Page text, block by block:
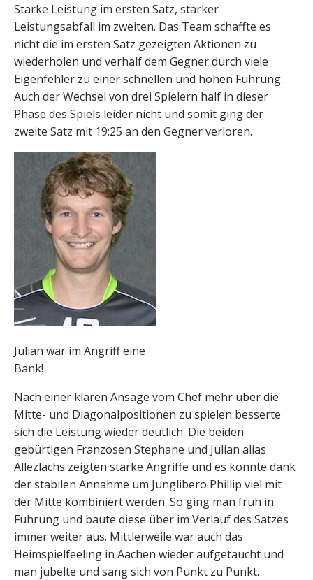
Starke Leistung im ersten Satz, starker
Leistungsabfall im zweiten. Das Team schaffte es
nicht die im ersten Satz gezeigten Aktionen zu
wiederholen und verhalf dem Gegner durch viele
Eigenfehler zu einer schnellen und hohen Führung.
Auch der Wechsel von drei Spielern half in dieser
Phase des Spiels leider nicht und somit ging der
zweite Satz mit 19:25 an den Gegner verloren.
Julian war im Angriff eine
Bank!
Nach einer klaren Ansage vom Chef mehr über die
Mitte- und Diagonalpositionen zu spielen besserte
sich die Leistung wieder deutlich. Die beiden
gebürtigen Franzosen Stephane und Julian alias
Allezlachs zeigten starke Angriffe und es konnte dank
der stabilen Annahme um Junglibero Phillip viel mit
der Mitte kombiniert werden. So ging man früh in
Führung und baute diese über im Verlauf des Satzes
immer weiter aus. Mittlerweile war auch das
Heimspielfeeling in Aachen wieder aufgetaucht und
man jubelte und sang sich von Punkt zu Punkt.